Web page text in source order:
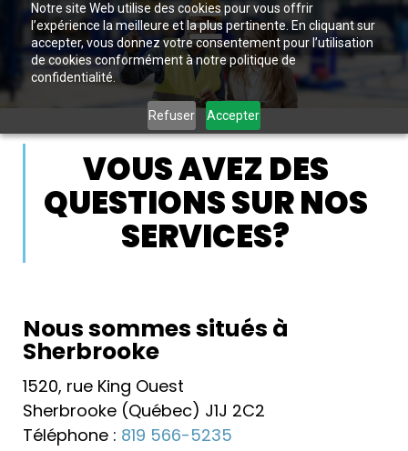
Notre site Web utilise des cookies pour vous offrir
l’expérience la meilleure et la plus pertinente. En cliquant sur
accepter, vous donnez votre consentement pour l’utilisation
de cookies conformément à notre politique de
confidentialité.
Refuser Accepter
VOUS AVEZ DES
QUESTIONS SUR NOS
SERVICES?
Nous sommes situés à
Sherbrooke
1520, rue King Ouest
Sherbrooke (Québec) J1J 2C2
Téléphone : 819 566-5235